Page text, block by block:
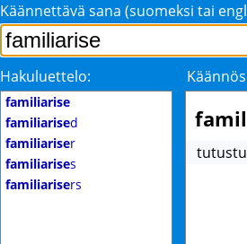
Käännettävä sana (suomeksi tai
Hakuluettelo:
familiarise
familiarised
familiariser
familiarises
familiarisers